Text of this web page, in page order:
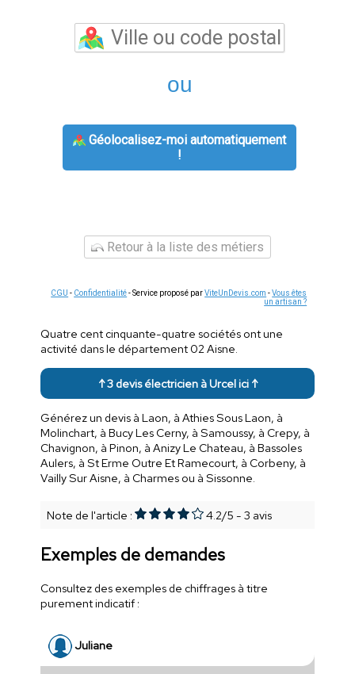
ou
Géolocalisez-moi automatiquement
!
Retour à la liste des métiers
CGU - Confidentialité- Service proposé parViteUnDevis.com -Vous êtes
un artisan ?
Quatre cent cinquante-quatre sociétés ont une
activité dans le département 02 Aisne.
↑ 3 devis électricien à Urcel ici ↑
Générez un devis à Laon, à Athies Sous Laon, à
Molinchart, à Bucy Les Cerny, à Samoussy, à Crepy, à
Chavignon, à Pinon, à Anizy Le Chateau, à Bassoles
Aulers, à St Erme Outre Et Ramecourt, à Corbeny, à
Vailly Sur Aisne, à Charmes ou à Sissonne.
Note de l'article : 4.2/5 - 3 avis
Exemples de demandes
Consultez des exemples de chiffrages à titre
purement indicatif :
Juliane